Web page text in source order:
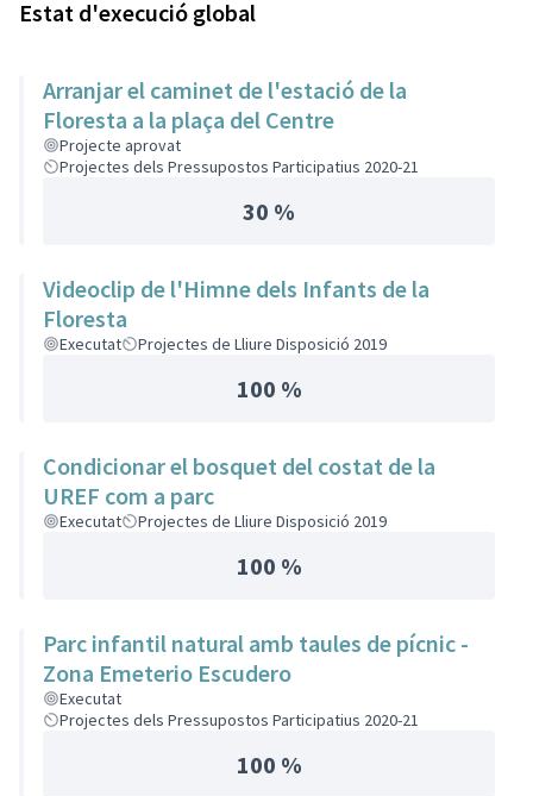
Estat d'execució global
Arranjar el caminet de l'estació de la
Floresta a la plaça del Centre
Projecte aprovat
Projectes dels Pressupostos Participatius 2020-21
30 %
Videoclip de l'Himne dels Infants de la
Floresta
Executat Projectes de Lliure Disposició 2019
100 %
Condicionar el bosquet del costat de la
UREF com a parc
Executat Projectes de Lliure Disposició 2019
100 %
Parc infantil natural amb taules de pícnic -
Zona Emeterio Escudero
Executat
Projectes dels Pressupostos Participatius 2020-21
100 %